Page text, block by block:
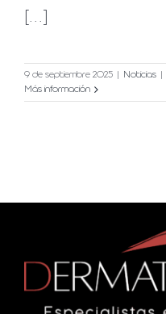
[...]
9 de septiembre 2025 Noticias
Más información